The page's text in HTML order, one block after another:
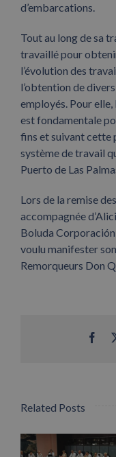
d’embarcations.
Tout au long de sa
travaillé pour
l’évolution des
l’obtention de
employés. Pour
est fondamentale
fins et suivant cette
système de travail
Puerto de Las
Lors de la remise
accompagnée
Boluda
voulu manifester
Remorqueurs Don
Related Posts